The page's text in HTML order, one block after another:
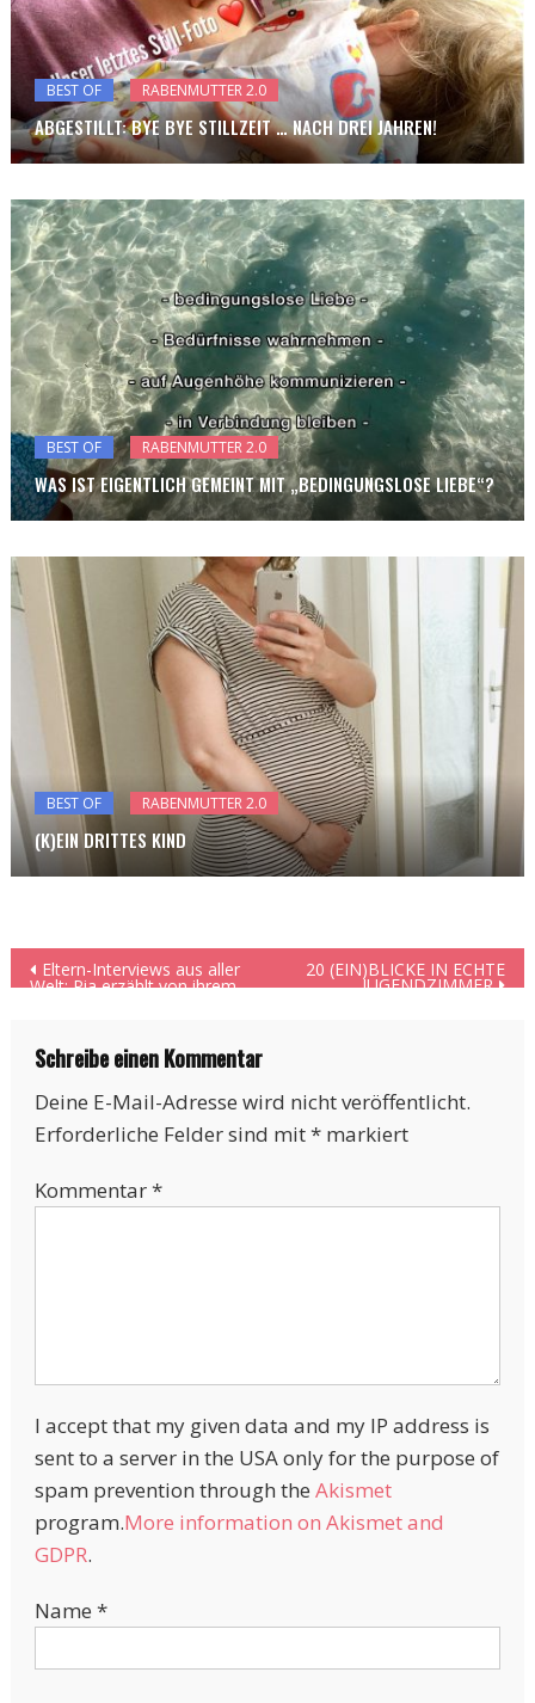
BEST OF RABENMUTTER 2.0
ABGESTILLT: BYE BYE STILLZEIT … NACH DREI JAHREN!
BEST OF RABENMUTTER 2.0
WAS IST EIGENTLICH GEMEINT MIT „BEDINGUNGSLOSE LIEBE“?
BEST OF RABENMUTTER 2.0
(K)EIN DRITTES KIND
Beitragsnavigation
Eltern-Interviews aus aller
Welt: Pia erzählt von ihrem
20 (EIN)BLICKE IN ECHTE
JUGENDZIMMER
Schreibe einen Kommentar
Deine E-Mail-Adresse wird nicht veröffentlicht.
Erforderliche Felder sind mit*markiert
Kommentar*
I accept that my given data and my IP address is
sent to a server in the USA only for the purpose of
spam prevention through the Akismet
program.More information on Akismet and
GDPR.
Name *